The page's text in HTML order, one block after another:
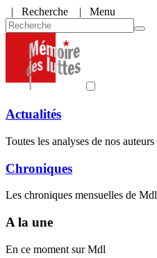
| Recherche | Menu
Actualités
Toutes les analyses de nos auteurs
Chroniques
Les chroniques mensuelles de Mdl
A la une
En ce moment sur Mdl